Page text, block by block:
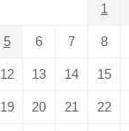
1
5 6 7 8
12 13 14 15
19 20 21 22